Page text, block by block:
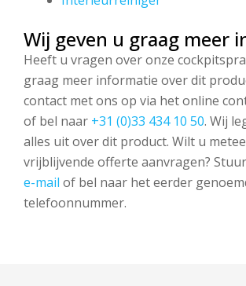
Wij geven u graag meer
Heeft u vragen over onze
graag meer informatie over dit
contact met ons op via het online
of bel naar +31 (0)33 434 10 50. Wij
alles uit over dit product. Wilt u
vrijblijvende offerte aanvragen?
e-mail of bel naar het eerder
telefoonnummer.